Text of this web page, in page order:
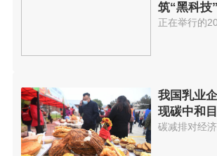
筑“黑科技
会
我国乳业
现碳中和